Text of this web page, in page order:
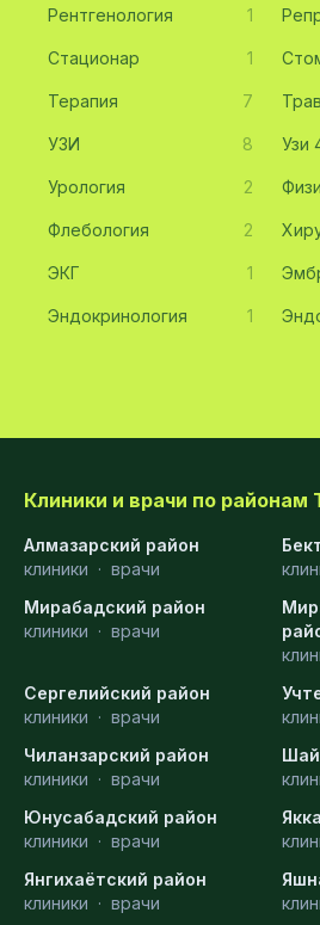
Рентгенология 1
Стационар 1
Терапия 7
УЗИ 8 Узи
Урология 2
Флебология 2
ЭКГ 1
Эндокринология 1
Клиники и врачи по районам
Алмазарский район
клиники · врачи
Мирабадский район
клиники · врачи
Сергелийский район
клиники · врачи
Чиланзарский район
клиники · врачи
Юнусабадский район
клиники · врачи
Янгихаётский район
клиники · врачи